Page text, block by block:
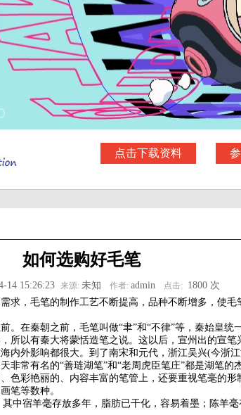
点击下载资料
如何选购好毛笔
14 15:26:23 来源: 未知 作者: admin 点击:
1800 次
求，毛笔的制作工艺不断提高，品种不断增多，使
在秦朝之前，毛笔叫做“聿”和“不律”等，秦始皇统
所以有秦大将蒙恬造笔之说。这以后，宣州出的宣
内外影响都很大。到了南宋和元代，浙江吴兴(今浙
常有名的“善琏湖笔”和“老周虎臣笔庄”都是湖笔的
彩艳丽的、内容丰富的笔管上，还要重视笔毫的形
笔等数种。
宿羊毫存放多年，脂肪已干化，容易着墨；陈羊毫